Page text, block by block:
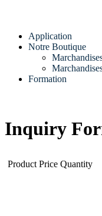
Application
Notre Boutique
Formation
Inquiry
Product Price Quantity